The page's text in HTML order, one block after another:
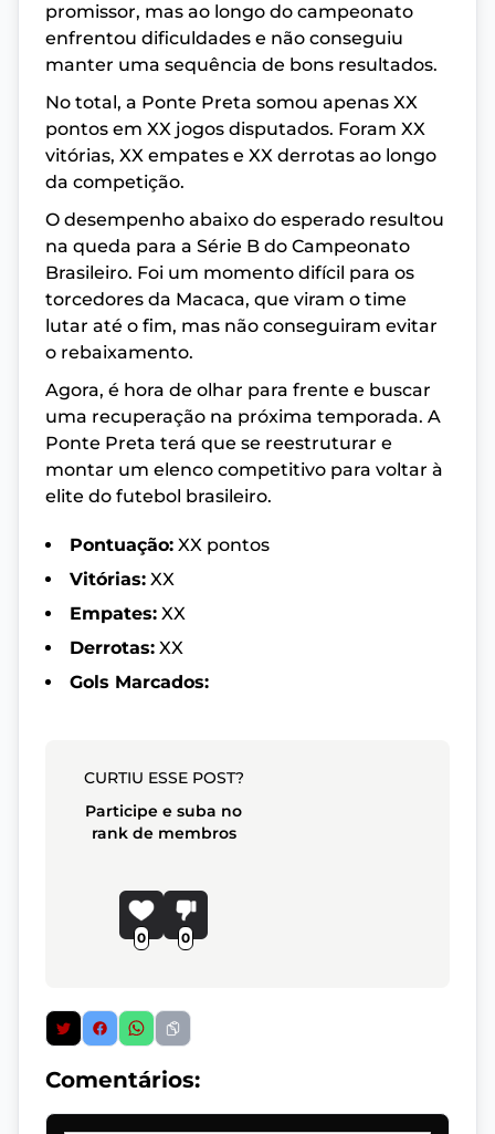
promissor, mas ao longo do campeonato
enfrentou dificuldades e não conseguiu
manter uma sequência de bons resultados.
No total, a Ponte Preta somou apenas XX
pontos em XX jogos disputados. Foram XX
vitórias, XX empates e XX derrotas ao longo
da competição.
O desempenho abaixo do esperado resultou
na queda para a Série B do Campeonato
Brasileiro. Foi um momento difícil para os
torcedores da Macaca, que viram o time
lutar até o fim, mas não conseguiram evitar
o rebaixamento.
Agora, é hora de olhar para frente e buscar
uma recuperação na próxima temporada. A
Ponte Preta terá que se reestruturar e
montar um elenco competitivo para voltar à
elite do futebol brasileiro.
Pontuação: XX pontos
Vitórias: XX
Empates: XX
Derrotas: XX
Gols Marcados:
CURTIU ESSE POST?
Participe e suba no
rank de membros
0 0
Comentários: